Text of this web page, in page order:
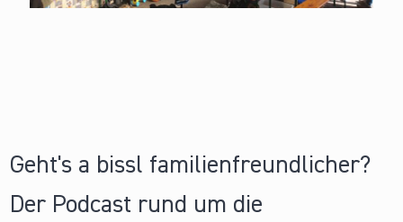
Geht's a bissl familienfreundlicher?
Der Podcast rund um die